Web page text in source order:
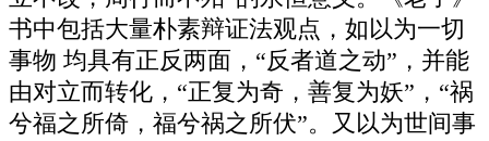
书中包括大量朴素辩证法观点，如以为一切
事物 均具有正反两面，“反者道之动”，并能
由对立而转化，“正复为奇，善复为妖”，“祸
兮福之所倚，福兮祸之所伏”。又以为世间事